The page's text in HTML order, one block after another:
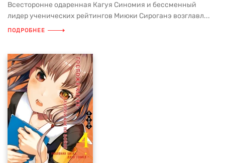
Всесторонне одаренная Кагуя Синомия и бессменный
лидер ученических рейтингов Миюки Сироганэ возглавл...
ПОДРОБНЕЕ